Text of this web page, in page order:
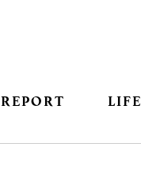
REPORT LIFE